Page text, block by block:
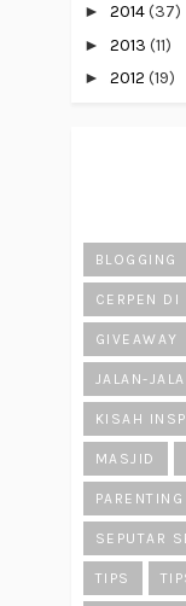
► 2014(37)
► 2013 (11)
► 2012 (19)
BLOGGING
CERPEN DI
GIVEAWAY
JALAN-
KISAH
MASJID
PARENTING
SEPUTAR
TIPS